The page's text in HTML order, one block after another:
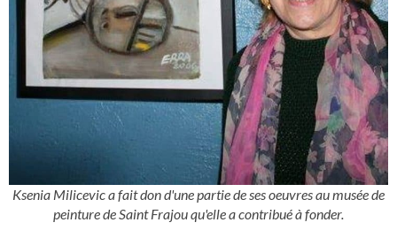
Ksenia Milicevic a fait don d'une partie de ses oeuvres au musée de
peinture de Saint Frajou qu'elle a contribué à fonder.